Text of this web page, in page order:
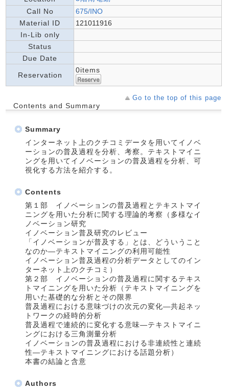
Call No
675/INO
Material ID
121011916
In-Lib only
Status
Due Date
Reservation
0items
Go to the top of this page
Contents and Summary
Summary
インターネット上のクチコミデータを用いてイノベ
ーションの普及過程を分析、考察。テキストマイニ
ングを用いてイノベーションの普及過程を分析、可
視化する方法を紹介する。
Contents
第１部 イノベーションの普及過程とテキストマイ
ニングを用いた分析に関する理論的考察（多様なイ
ノベーション研究
イノベーション普及研究のレビュー
「イノベーションが普及する」とは、どういうこと
なのか―テキストマイニングの利用可能性
イノベーション普及過程の分析データとしてのイン
ターネット上のクチコミ）
第２部 イノベーションの普及過程に関するテキス
トマイニングを用いた分析（テキストマイニングを
用いた基礎的な分析とその限界
普及過程における意味づけの次元の変化―共起ネッ
トワークの経時的分析
普及過程で連続的に変化する意味―テキストマイニ
ングにおける三角測量分析
イノベーションの普及過程における非連続性と連続
性―テキストマイニングにおける話題分析）
本書の結論と含意
Authors